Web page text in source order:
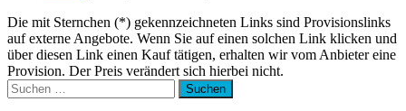
Die mit Sternchen (*) gekennzeichneten Links sind Provisionslinks
auf externe Angebote. Wenn Sie auf einen solchen Link klicken und
über diesen Link einen Kauf tätigen, erhalten wir vom Anbieter eine
Provision. Der Preis verändert sich hierbei nicht.
Suchen
nach: